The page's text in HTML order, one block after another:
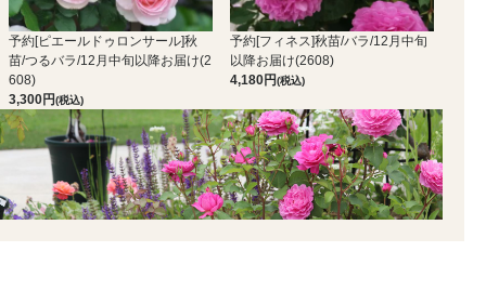
予約[ピエールドゥロンサール]秋
苗/つるバラ/12月中旬以降お届け(2
608)
3,300
(税込)
予約[フィネス]秋苗/バラ/12月中旬
以降お届け(2608)
4,180
(税込)